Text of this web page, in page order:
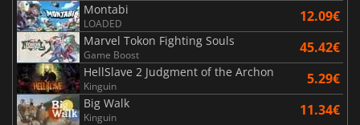
Montabi
LOADED 12.09€
Marvel Tokon Fighting Souls
Game Boost 45.42€
HellSlave 2 Judgment of the Archon
Kinguin 5.29€
Big Walk
Kinguin 11.34€